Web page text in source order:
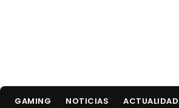
GAMING NOTICIAS ACTUALIDAD